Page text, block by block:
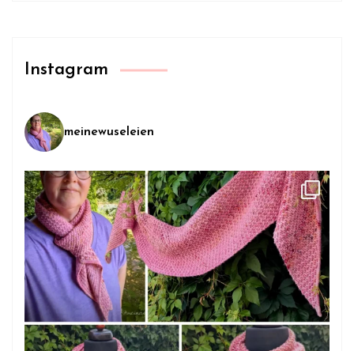
Instagram
meinewuseleien